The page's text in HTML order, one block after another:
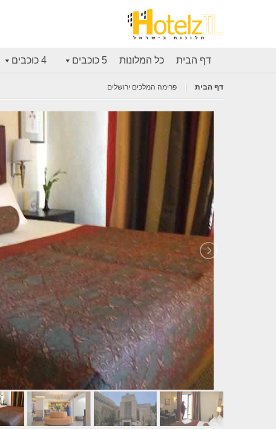
דף הבית כל המלונות 5 כוכבים 4 כוכבים
דף הבית פרימה המלכים ירושלים